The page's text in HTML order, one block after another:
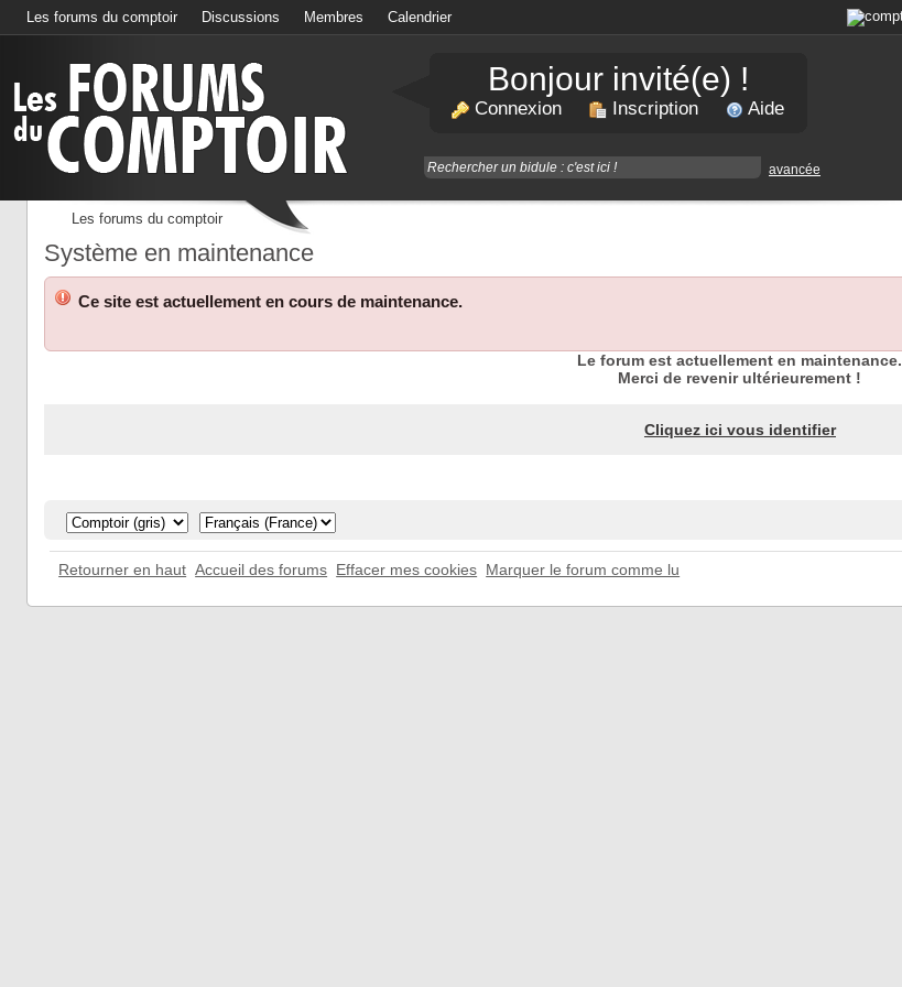
Les forums du comptoir Discussions Membres Calendrier
Bonjour invité(e) !
Connexion Inscription Aide
avancée
Les forums du comptoir
Système en maintenance
Ce site est actuellement en cours de maintenance.
Le forum est actuellement en maintenance.
Merci de revenir ultérieurement !
Cliquez ici vous identifier
Retourner en haut Accueil des forums Effacer mes cookies Marquer le forum comme lu